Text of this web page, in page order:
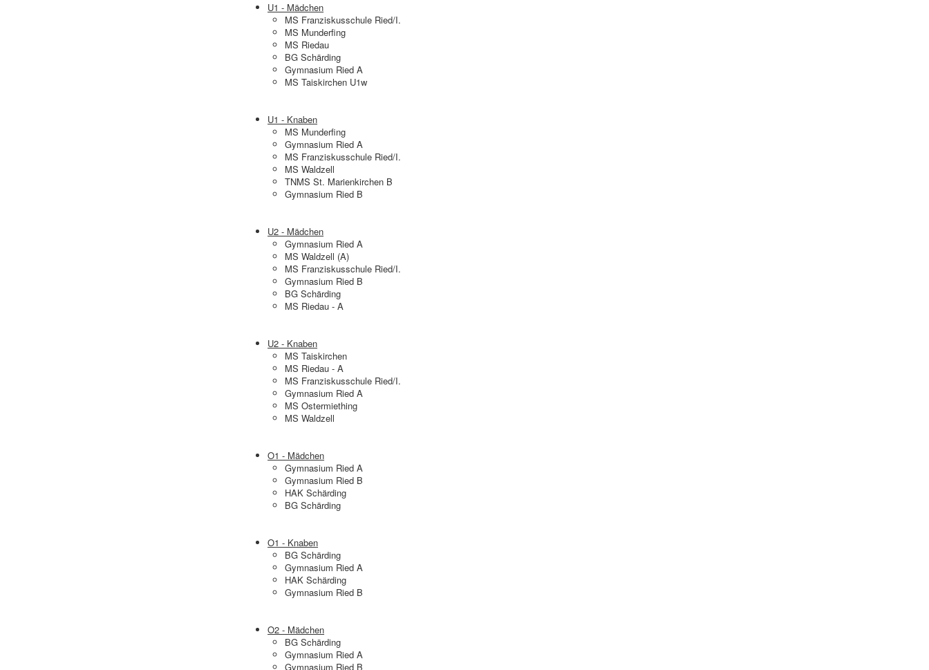
U1 - Mädchen
MS Franziskusschule Ried/I.
MS Munderfing
MS Riedau
BG Schärding
Gymnasium Ried A
MS Taiskirchen U1w
U1 - Knaben
MS Munderfing
Gymnasium Ried A
MS Franziskusschule Ried/I.
MS Waldzell
TNMS St. Marienkirchen B
Gymnasium Ried B
U2 - Mädchen
Gymnasium Ried A
MS Waldzell (A)
MS Franziskusschule Ried/I.
Gymnasium Ried B
BG Schärding
MS Riedau - A
U2 - Knaben
MS Taiskirchen
MS Riedau - A
MS Franziskusschule Ried/I.
Gymnasium Ried A
MS Ostermiething
MS Waldzell
O1 - Mädchen
Gymnasium Ried A
Gymnasium Ried B
HAK Schärding
BG Schärding
O1 - Knaben
BG Schärding
Gymnasium Ried A
HAK Schärding
Gymnasium Ried B
O2 - Mädchen
BG Schärding
Gymnasium Ried A
Gymnasium Ried B